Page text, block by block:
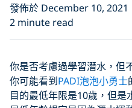
發佈於 December 10, 2021
2 minute read
你是否考慮過學習潛水，但
你可能看到PADI泡泡小勇士
目的最低年限是10歲，但是